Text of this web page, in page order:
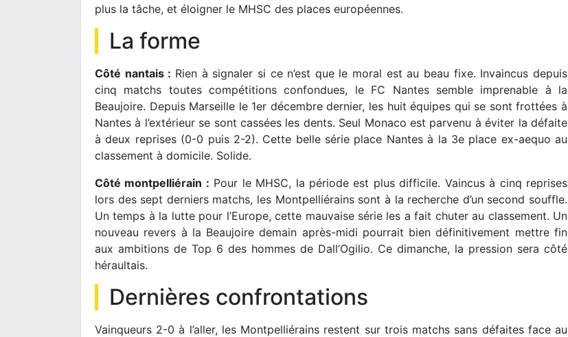
plus la tâche, et éloigner le MHSC des places européennes.
La forme
Côté nantais : Rien à signaler si ce n’est que le moral est au beau fixe. Invaincus depuis
cinq matchs toutes compétitions confondues, le FC Nantes semble imprenable à la
Beaujoire. Depuis Marseille le 1er décembre dernier, les huit équipes qui se sont frottées à
Nantes à l’extérieur se sont cassées les dents. Seul Monaco est parvenu à éviter la défaite
à deux reprises (0-0 puis 2-2). Cette belle série place Nantes à la 3e place ex-aequo au
classement à domicile. Solide.
Côté montpelliérain : Pour le MHSC, la période est plus difficile. Vaincus à cinq reprises
lors des sept derniers matchs, les Montpelliérains sont à la recherche d’un second souffle.
Un temps à la lutte pour l’Europe, cette mauvaise série les a fait chuter au classement. Un
nouveau revers à la Beaujoire demain après-midi pourrait bien définitivement mettre fin
aux ambitions de Top 6 des hommes de Dall’Ogilio. Ce dimanche, la pression sera côté
héraultais.
Dernières confrontations
Vainqueurs 2-0 à l’aller, les Montpelliérains restent sur trois matchs sans défaites face au